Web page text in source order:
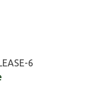
6